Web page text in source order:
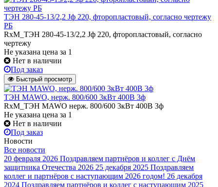
ТЭН 280-45-13/2,2 Jф 220, фторопластовый, согласно чертежу
РБ
RxM_ТЭН 280-45-13/2,2 Jф 220, фторопластовый, согласно
чертежу
Не указана цена за 1
Нет в наличии
Под заказ
Быстрый просмотр
ТЭН MAWO, нерж. 800/600 3кВт 400В 3ф
RxM_ТЭН MAWO нерж. 800/600 3кВт 400В 3ф
Не указана цена за 1
Нет в наличии
Под заказ
Новости
Все новости
20 февраля 2026 Поздравляем партнёров и коллег с Днём
защитника Отечества 2026 25 декабря 2025 Поздравляем
коллег и партнёров с наступающим 2026 годом! 26 декабря
2024 Поздравляем партнёров и коллег с наступающим 2025